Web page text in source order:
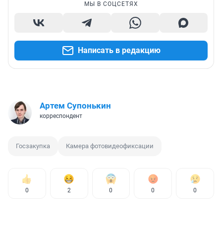
МЫ В СОЦСЕТЯХ
Написать в редакцию
Артем Супонькин
корреспондент
Госзакупка Камера фотовидеофиксации
0 2 0 0 0